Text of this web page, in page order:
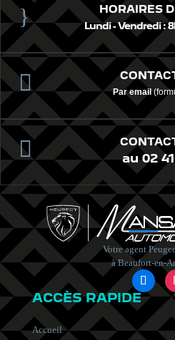
} HORAIRES
Lundi - Vendredi :
 Par email
 au 02
Votre agent
à Beaufort-en-
ACCÈS RAPIDE
Accueil